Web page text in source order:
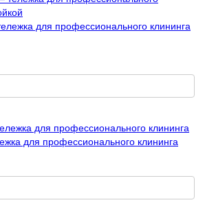
для профессионального клининга
для профессионального клининга